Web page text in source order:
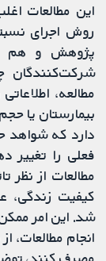
این مطالعات
روش اجرای
پژوهش و هم
شرکت‌کنندگان
مطالعه،
بیمارستان یا
دارد که شواهد
فعلی را تغییر
کیفیت زندگی،
شد. این امر
انجام مطالعات،